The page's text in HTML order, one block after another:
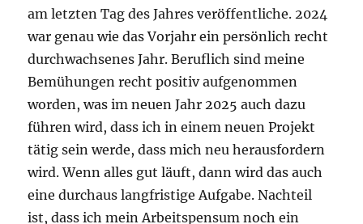
am letzten Tag des Jahres veröffentliche. 2024
war genau wie das Vorjahr ein persönlich recht
durchwachsenes Jahr. Beruflich sind meine
Bemühungen recht positiv aufgenommen
worden, was im neuen Jahr 2025 auch dazu
führen wird, dass ich in einem neuen Projekt
tätig sein werde, dass mich neu herausfordern
wird. Wenn alles gut läuft, dann wird das auch
eine durchaus langfristige Aufgabe. Nachteil
ist, dass ich mein Arbeitspensum noch ein